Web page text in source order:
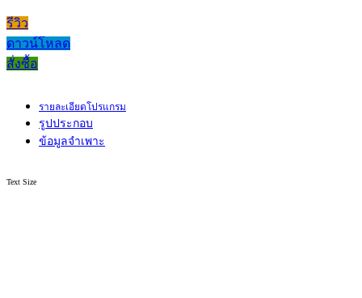
รีวิว
ดาวน์โหลด
สั่งซื้อ
รายละเอียดโปรแกรม
รูปประกอบ
ข้อมูลจำเพาะ
Text Size